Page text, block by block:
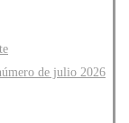
de julio 2026